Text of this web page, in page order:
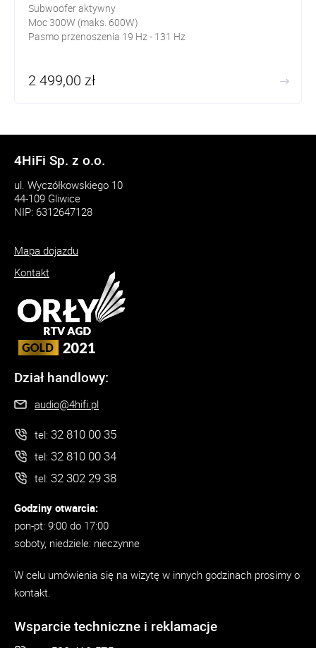
Subwoofer aktywny
Moc 300W (maks. 600W)
Pasmo przenoszenia 19 Hz - 131 Hz
2 499,00 zł
4HiFi Sp. z o.o.
ul. Wyczółkowskiego 10
44-109 Gliwice
NIP: 6312647128
Mapa dojazdu
Kontakt
Dział handlowy:
audio@4hifi.pl
tel: 32 810 00 35
tel: 32 810 00 34
tel: 32 302 29 38
Godziny otwarcia:
pon-pt: 9:00 do 17:00
soboty, niedziele: nieczynne
W celu umówienia się na wizytę w innych godzinach prosimy o
kontakt.
Wsparcie techniczne i reklamacje